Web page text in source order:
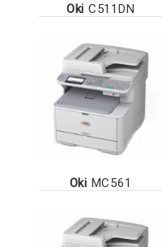
Oki C511DN
Oki MC561